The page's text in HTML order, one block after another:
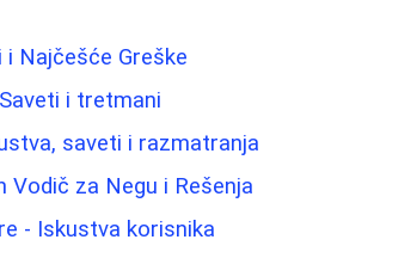
Najčešće Greške
i tretmani
saveti i razmatranja
Vodič za Negu i Rešenja
- Iskustva korisnika